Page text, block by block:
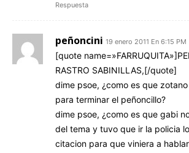
Respuesta
peñoncini 19 enero 2011 En 6:15 PM
[quote
RASTRO SABINILLAS,[/quote]
dime psoe, ¿como es que
para terminar el peñoncillo?
dime psoe, ¿como es que gabi
del tema y tuvo que ir la policia
citacion para que viniera a